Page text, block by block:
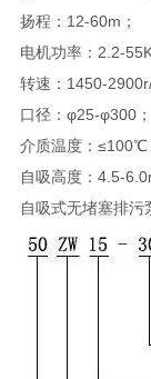
扬程：12-60m；
电机功率：2.2-
转速：1450-
口径：φ25-φ300；
介质温度：≤100℃
自吸高度：4.5-
自吸式无堵塞排污